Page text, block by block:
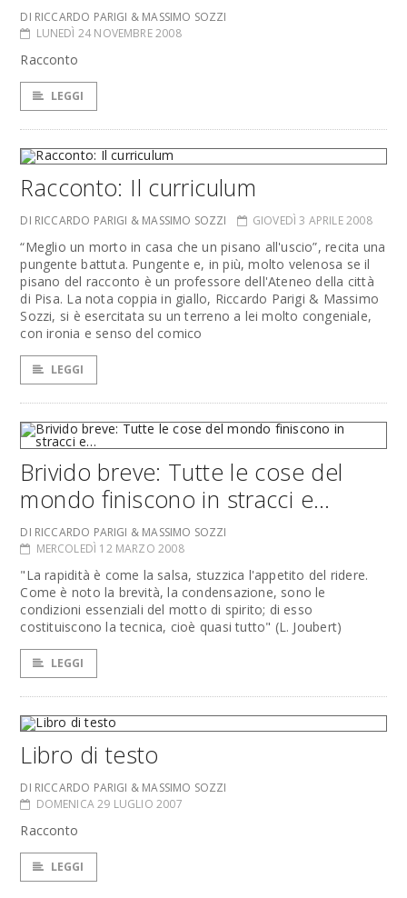
DI RICCARDO PARIGI & MASSIMO SOZZI
LUNEDÌ 24 NOVEMBRE 2008
Racconto
LEGGI
Racconto: Il curriculum
DI RICCARDO PARIGI & MASSIMO SOZZI GIOVEDÌ 3 APRILE 2008
“Meglio un morto in casa che un pisano all'uscio”, recita una
pungente battuta. Pungente e, in più, molto velenosa se il
pisano del racconto è un professore dell'Ateneo della città
di Pisa. La nota coppia in giallo, Riccardo Parigi & Massimo
Sozzi, si è esercitata su un terreno a lei molto congeniale,
con ironia e senso del comico
LEGGI
Brivido breve: Tutte le cose del
mondo finiscono in stracci e…
DI RICCARDO PARIGI & MASSIMO SOZZI
MERCOLEDÌ 12 MARZO 2008
"La rapidità è come la salsa, stuzzica l'appetito del ridere.
Come è noto la brevità, la condensazione, sono le
condizioni essenziali del motto di spirito; di esso
costituiscono la tecnica, cioè quasi tutto" (L. Joubert)
LEGGI
Libro di testo
DI RICCARDO PARIGI & MASSIMO SOZZI
DOMENICA 29 LUGLIO 2007
Racconto
LEGGI